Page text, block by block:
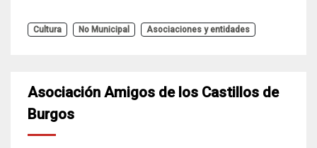
Cultura No Municipal Asociaciones y entidades
Asociación Amigos de los Castillos de
Burgos